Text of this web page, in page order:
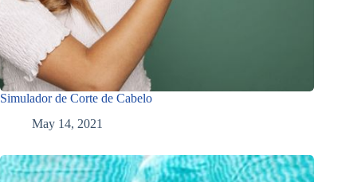
Simulador de Corte de Cabelo
May 14, 2021